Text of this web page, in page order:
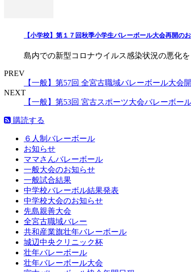
【小学校】第１７回秋季小学生バレーボール大会再開の
島内での新型コロナウイルス感染状況の悪化
PREV
【一般】第57回 全宮古職域バレーボール大会
NEXT
【一般】第53回 宮古スポーツ大会バレーボー
購読する
６人制バレーボール
お知らせ
ママさんバレーボール
一般大会のお知らせ
一般試合結果
中学校バレーボル結果発表
中学校大会のお知らせ
先島親善大会
全宮古職域バレー
共和産業旗壮年バレーボール
城辺中央クリニック杯
壮年バレーボール
壮年バレーボール大会